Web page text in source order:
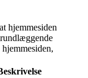
hjemmesiden